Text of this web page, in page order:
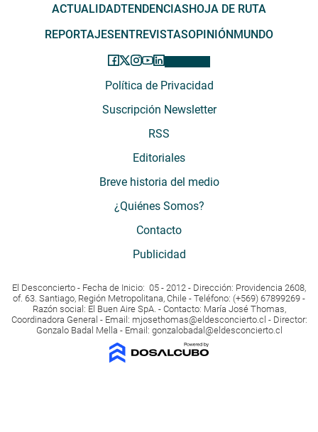
ACTUALIDADTENDENCIAS HOJA DE RUTA
REPORTAJES ENTREVISTASOPINIÓN MUNDO
Política de Privacidad
Suscripción Newsletter
RSS
Editoriales
Breve historia del medio
¿Quiénes Somos?
Contacto
Publicidad
El Desconcierto - Fecha de Inicio: 05 - 2012 - Dirección: Providencia 2608,
of. 63. Santiago, Región Metropolitana, Chile - Teléfono: (+569) 67899269 -
Razón social: El Buen Aire SpA. - Contacto: María José Thomas,
Coordinadora General - Email: mjosethomas@eldesconcierto.cl - Director:
Gonzalo Badal Mella - Email: gonzalobadal@eldesconcierto.cl